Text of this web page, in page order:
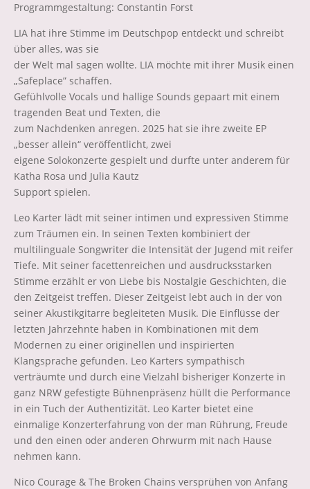
Programmgestaltung: Constantin Forst
LIA hat ihre Stimme im Deutschpop entdeckt und schreibt
über alles, was sie
der Welt mal sagen wollte. LIA möchte mit ihrer Musik einen
„Safeplace” schaffen.
Gefühlvolle Vocals und hallige Sounds gepaart mit einem
tragenden Beat und Texten, die
zum Nachdenken anregen. 2025 hat sie ihre zweite EP
„besser allein“ veröffentlicht, zwei
eigene Solokonzerte gespielt und durfte unter anderem für
Katha Rosa und Julia Kautz
Support spielen.
Leo Karter lädt mit seiner intimen und expressiven Stimme
zum Träumen ein. In seinen Texten kombiniert der
multilinguale Songwriter die Intensität der Jugend mit reifer
Tiefe. Mit seiner facettenreichen und ausdrucksstarken
Stimme erzählt er von Liebe bis Nostalgie Geschichten, die
den Zeitgeist treffen. Dieser Zeitgeist lebt auch in der von
seiner Akustikgitarre begleiteten Musik. Die Einflüsse der
letzten Jahrzehnte haben in Kombinationen mit dem
Modernen zu einer originellen und inspirierten
Klangsprache gefunden. Leo Karters sympathisch
verträumte und durch eine Vielzahl bisheriger Konzerte in
ganz NRW gefestigte Bühnenpräsenz hüllt die Performance
in ein Tuch der Authentizität. Leo Karter bietet eine
einmalige Konzerterfahrung von der man Rührung, Freude
und den einen oder anderen Ohrwurm mit nach Hause
nehmen kann.
Nico Courage & The Broken Chains versprühen von Anfang